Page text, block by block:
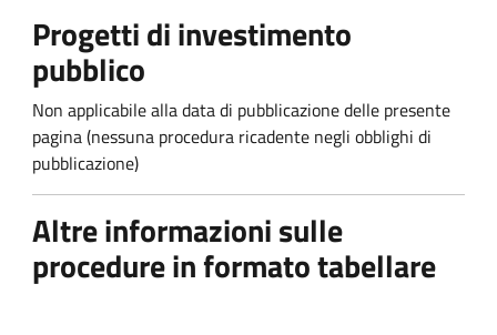
Progetti di investimento
pubblico
Non applicabile alla data di pubblicazione delle presente
pagina (nessuna procedura ricadente negli obblighi di
pubblicazione)
Altre informazioni sulle
procedure in formato tabellare